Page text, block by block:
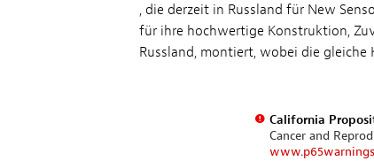
, die derzeit in Russland für New
für ihre hochwertige Konstruktion,
Russland, montiert, wobei die
California
Cancer and